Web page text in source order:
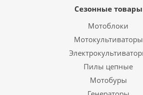
Сезонные товары
Мотоблоки
Мотокультиваторы
Пилы цепные
Мотобуры